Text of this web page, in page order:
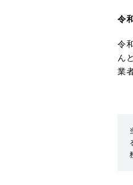
令
令
ん
業